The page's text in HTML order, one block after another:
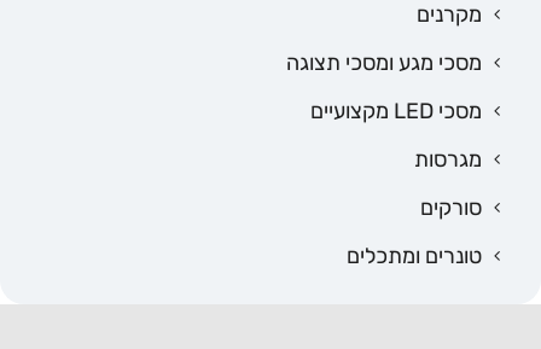
מקרנים
מסכי מגע ומסכי תצוגה
מסכי LED מקצועיים
מגרסות
סורקים
טונרים ומתכלים